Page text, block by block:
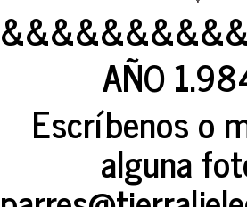
AÑO
Escríbenos o
alguna